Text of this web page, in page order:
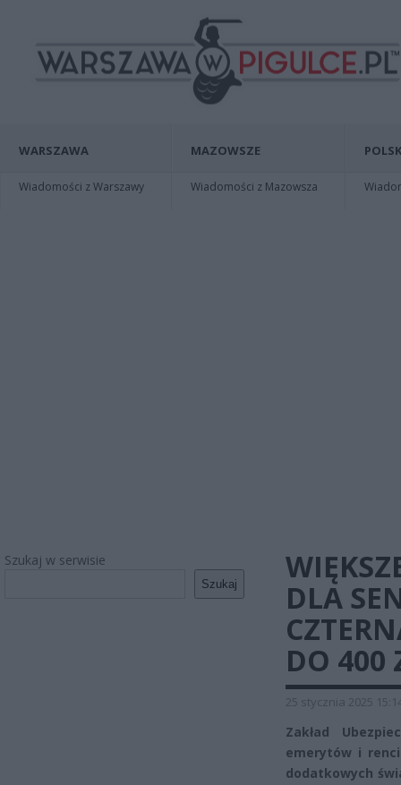
WARSZAWA
Wiadomości z Warszawy
MAZOWSZE
Wiadomości z Mazowsza
Szukaj w serwisie
Szukaj
DLA
DO 400
25 stycznia 2025
Zakład
emerytów i
dodatkowych